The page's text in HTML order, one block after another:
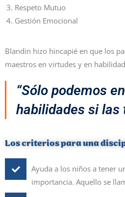
Respeto Mutuo
Gestión Emocional
Blandin hizo hincapié en que los
maestros en virtudes y en
“Sólo podemos
habilidades si las
Los criterios para una
Ayuda a los niños a tener
importancia. Aquello se